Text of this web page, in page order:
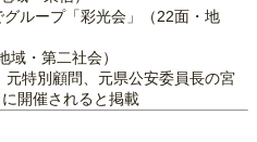
ループ「彩光会」（22面・地
・第二社会）
特別顧問、元県公安委員長の宮
開催されると掲載